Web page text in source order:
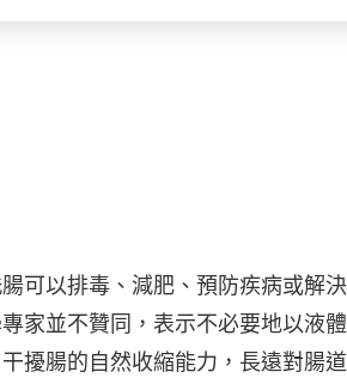
可以排毒、減肥、預防疾病或解
家並不贊同，表示不必要地以液
擾腸的自然收縮能力，長遠對腸